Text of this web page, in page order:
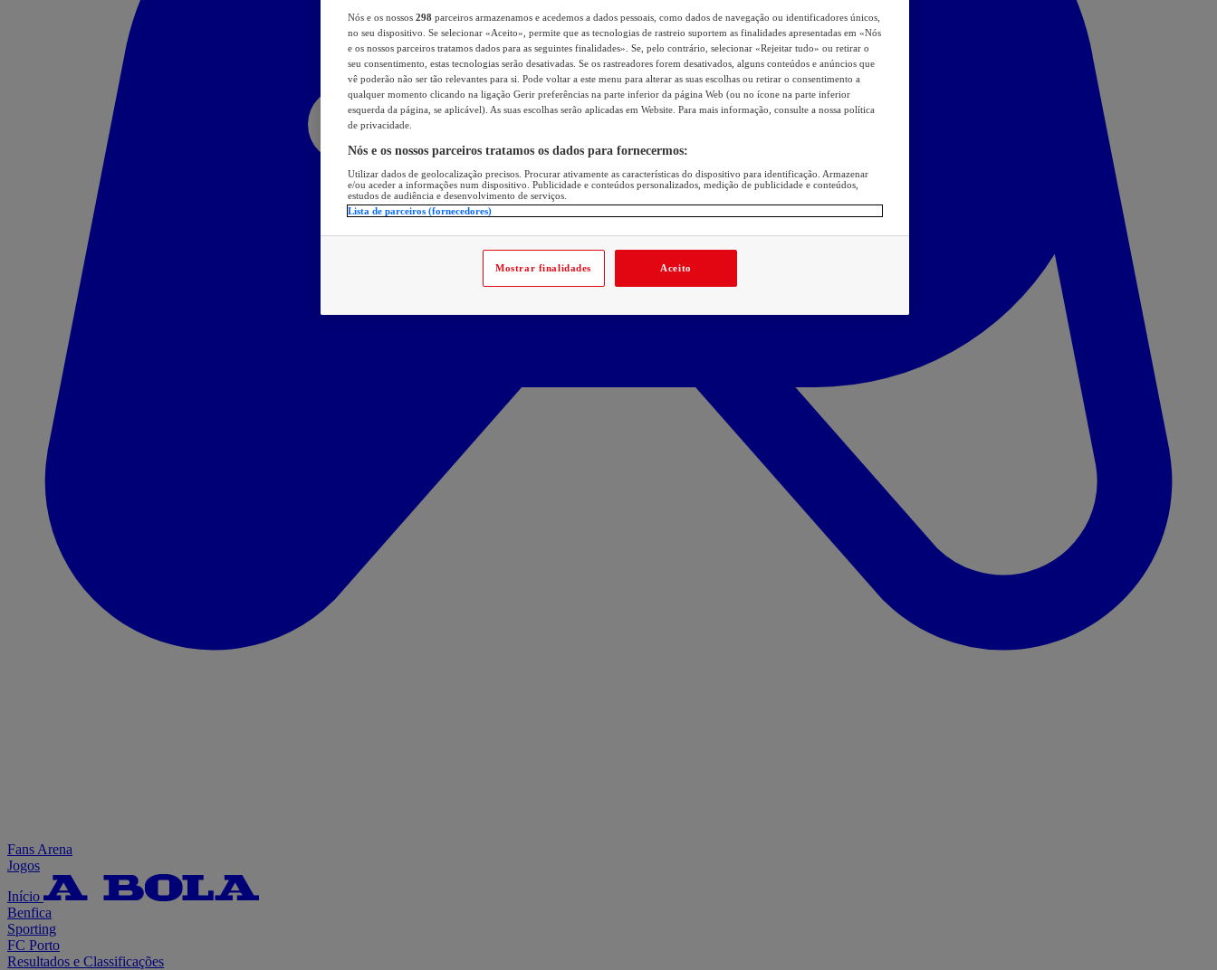
Fans Arena
Jogos
Início
Benfica
Sporting
FC Porto
Resultados e Classificações
Nós e os nossos 298 parceiros armazenamos e acedemos a dados pessoais, como dados de navegação ou identificadores únicos,
no seu dispositivo. Se selecionar «Aceito», permite que as tecnologias de rastreio suportem as finalidades apresentadas em «Nós
e os nossos parceiros tratamos dados para as seguintes finalidades». Se, pelo contrário, selecionar «Rejeitar tudo» ou retirar o
seu consentimento, estas tecnologias serão desativadas. Se os rastreadores forem desativados, alguns conteúdos e anúncios que
vê poderão não ser tão relevantes para si. Pode voltar a este menu para alterar as suas escolhas ou retirar o consentimento a
qualquer momento clicando na ligação Gerir preferências na parte inferior da página Web (ou no ícone na parte inferior
esquerda da página, se aplicável). As suas escolhas serão aplicadas em Website. Para mais informação, consulte a nossa política
de privacidade.
Nós e os nossos parceiros tratamos os dados para fornecermos:
Utilizar dados de geolocalização precisos. Procurar ativamente as características do dispositivo para identificação. Armazenar
e/ou aceder a informações num dispositivo. Publicidade e conteúdos personalizados, medição de publicidade e conteúdos,
estudos de audiência e desenvolvimento de serviços.
Lista de parceiros (fornecedores)
Mostrar finalidades Aceito